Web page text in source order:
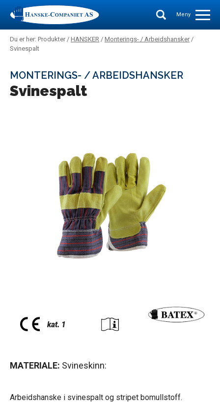
Meny
Du er her: Produkter / HANSKER / Monterings- / Arbeidshansker /
Svinespalt
MONTERINGS- / ARBEIDSHANSKER
Svinespalt
MATERIALE: Svineskinn:
Arbeidshanske i svinespalt og stripet bomullstoff.